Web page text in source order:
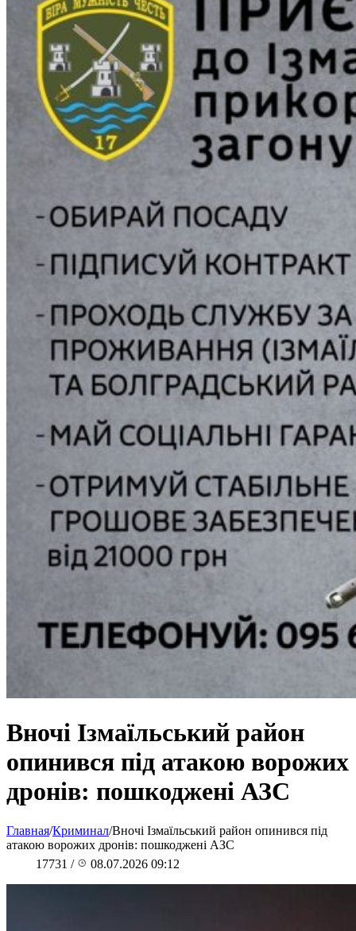
Вночі Ізмаїльський район
опинився під атакою ворожих
дронів: пошкоджені АЗС
Главная/Криминал/Вночі Ізмаїльський район опинився під
атакою ворожих дронів: пошкоджені АЗС
17731 / 08.07.2026 09:12